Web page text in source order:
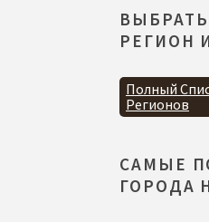
РЕГИОН
Полный
Регионов
САМЫЕ
ГОРОДА